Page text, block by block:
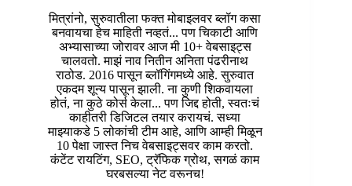
मित्रांनो, सुरुवातीला फक्त मोबाइलवर ब्लॉग कसा
बनवायचा हेच माहिती नव्हतं... पण चिकाटी आणि
अभ्यासाच्या जोरावर आज मी 10+ वेबसाइट्स
चालवतो. माझं नाव नितीन अनिता पंढरीनाथ
राठोड. 2016 पासून ब्लॉगिंगमध्ये आहे. सुरुवात
एकदम शून्य पासून झाली. ना कुणी शिकवायला
होतं, ना कुठे कोर्स केला... पण जिद्द होती, स्वतःचं
काहीतरी डिजिटल तयार करायचं. सध्या
माझ्याकडे 5 लोकांची टीम आहे, आणि आम्ही मिळून
10 पेक्षा जास्त निच वेबसाइट्सवर काम करतो.
कंटेंट रायटिंग, SEO, ट्रॅफिक ग्रोथ, सगळं काम
घरबसल्या नेट वरूनच!